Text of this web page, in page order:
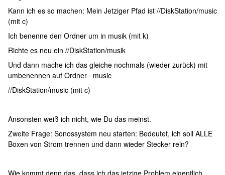
Kann ich es so machen: Mein Jetziger Pfad ist //DiskStation/music
(mit c)
Ich benenne den Ordner um in musik (mit k)
Richte es neu ein //DiskStation/musik
Und dann mache ich das gleiche nochmals (wieder zurück) mit
umbenennen auf Ordner= music
//DiskStation/music (mit c)
Ansonsten weiß ich nicht, wie Du das meinst.
Zweite Frage: Sonossystem neu starten: Bedeutet, ich soll ALLE
Boxen von Strom trennen und dann wieder Stecker rein?
Wie kommt denn das, dass ich das jetzige Problem eigentlich